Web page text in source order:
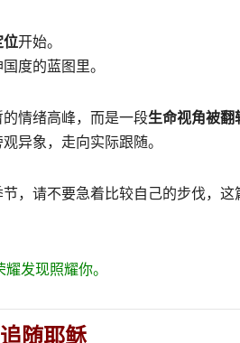
位开始。
度的蓝图里。
情绪高峰，而是一段生命视角被翻
异象，走向实际跟随。
，请不要急着比较自己的步伐，这
发现照耀你。
随耶稣